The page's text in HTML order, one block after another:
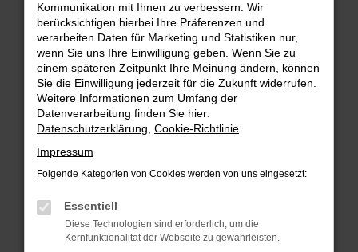
Fehler: Network Error
Beim Laden ist ein Fehler aufgetreten.
Hier sind ein paar Tipps, die dir helfen können:
Überprüfe deine Firewall und deine
Internetverbindung.
Laden andere Webseiten, zum Beispiel deine
Suchmaschine?
Prüfe deine Browsererweiterungen.
können das Laden bestimmter Seiten
verhindern. Funktioniert die Seite in einem
anderen Browser oder in einem privaten
Kommunikation mit Ihnen zu verbessern. Wir
berücksichtigen hierbei Ihre Präferenzen und
verarbeiten Daten für Marketing und Statistiken nur,
wenn Sie uns Ihre Einwilligung geben. Wenn Sie zu
einem späteren Zeitpunkt Ihre Meinung ändern, können
Sie die Einwilligung jederzeit für die Zukunft widerrufen.
Weitere Informationen zum Umfang der
Datenverarbeitung finden Sie hier:
Datenschutzerklärung Cookie-Richtlinie
Impressum
Folgende Kategorien von Cookies werden von uns eingesetzt:
Essentiell
Diese Technologien sind erforderlich, um die
Kernfunktionalität der Webseite zu gewährleisten.